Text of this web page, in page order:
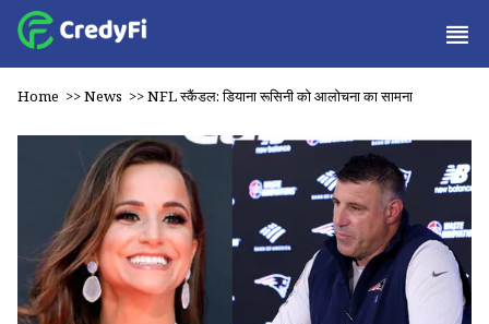
Home >>News >>NFL स्कैंडल: डियाना रूसिनी को आलोचना का सामना